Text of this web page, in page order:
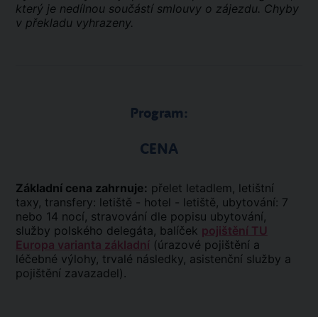
který je nedílnou součástí smlouvy o zájezdu. Chyby
v překladu vyhrazeny.
Program:
CENA
Základní cena zahrnuje: přelet letadlem, letištní
taxy, transfery: letiště - hotel - letiště, ubytování: 7
nebo 14 nocí, stravování dle popisu ubytování,
služby polského delegáta, balíček pojištění TU
Europa varianta základní (úrazové pojištění a
léčebné výlohy, trvalé následky, asistenční služby a
pojištění zavazadel).